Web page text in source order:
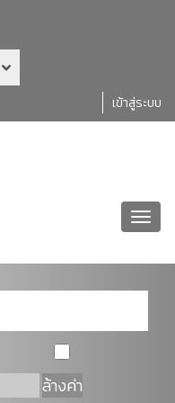
เข้าสู่ระบบ
ล้างค่า